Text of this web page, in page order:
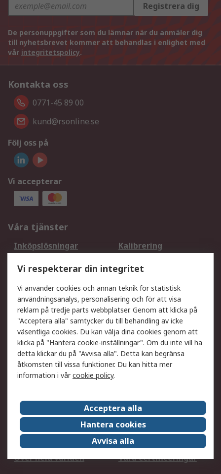
Registrera dig
De personuppgifter som du lämnar när du anmäler dig
till nyhetsbrevet kommer att behandlas i enlighet med
vår integritetspolicy.
Kontakta oss
0771-45 89 00
kund@rsonline.se
Följ oss på
Vi accepterar
Våra tjänster
Inköpslösningar
Kalibrering
DesignSpark
Teknisk Support
Ditt lokala säljteam
Exportlösningar
Support
Få hjälp
Retur av varor
Leverans
Spåra din order
Begär en fakturakopi
Fördelar med RS-konto
Betalningsalternativ
Om RS
Försäljningsvillkor
Det juridiska
Press Centre
Jobba hos RS
ESG
Över hela världen
Våra certificeringar
Vi respekterar din integritet
Vi använder cookies och annan teknik för statistisk
användningsanalys, personalisering och för att visa
reklam på tredje parts webbplatser. Genom att klicka på
"Acceptera alla" samtycker du till behandling av icke
väsentliga cookies. Du kan välja dina cookies genom att
klicka på "Hantera cookie-inställningar". Om du inte vill ha
detta klickar du på "Avvisa alla". Detta kan begränsa
åtkomsten till vissa funktioner. Du kan hitta mer
information i vårcookie policy.
Acceptera alla
Hantera cookies
Avvisa alla